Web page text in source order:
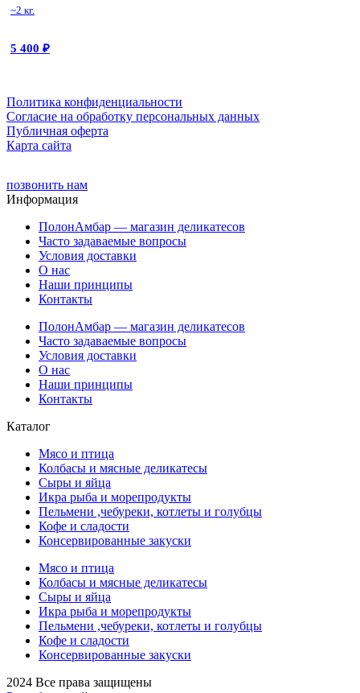
~2 кг.
5 400 ₽
Политика конфиденциальности
Cогласие на обработку персональных данных
Публичная оферта
Карта сайта
позвонить нам
Информация
ПолонАмбар — магазин деликатесов
Часто задаваемые вопросы
Условия доставки
О нас
Наши принципы
Контакты
ПолонАмбар — магазин деликатесов
Часто задаваемые вопросы
Условия доставки
О нас
Наши принципы
Контакты
Каталог
Мясо и птица
Колбасы и мясные деликатесы
Сыры и яйца
Икра рыба и морепродукты
Пельмени ,чебуреки, котлеты и голубцы
Кофе и сладости
Консервированные закуски
Мясо и птица
Колбасы и мясные деликатесы
Сыры и яйца
Икра рыба и морепродукты
Пельмени ,чебуреки, котлеты и голубцы
Кофе и сладости
Консервированные закуски
2024 Все права защищены